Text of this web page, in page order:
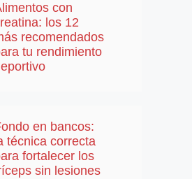
con
los 12
recomendados
tu rendimiento
en bancos:
técnica correcta
fortalecer los
sin lesiones